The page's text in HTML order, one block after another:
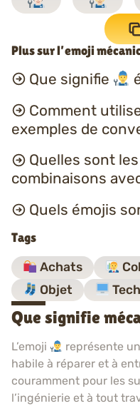
Plus sur l’emoji
Que signifie
Comment
exemples de
Quelles sont
combinaisons
Quels émojis
Tags
Achats
Objet
Que signifie
L’emoji
représente
habile à réparer et à
couramment pour les
l’ingénierie et à tout